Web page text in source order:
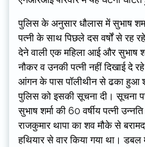
पुलिस के अनुसार धौलास में सुभाष
पत्नी के साथ पिछले दस वर्षों से
देने वाली एक महिला आई और सुभाष
नौकर व उनकी पत्नी नहीं दिखाई दे
आंगन के पास पॉलीथीन से ढका हुआ
पुलिस को इसकी सूचना दी। सूचना
सुभाष शर्मा की 60 वर्षीय पत्नी
राजकुमार थापा का शव मौके से
हथियार से वार किया गया था।